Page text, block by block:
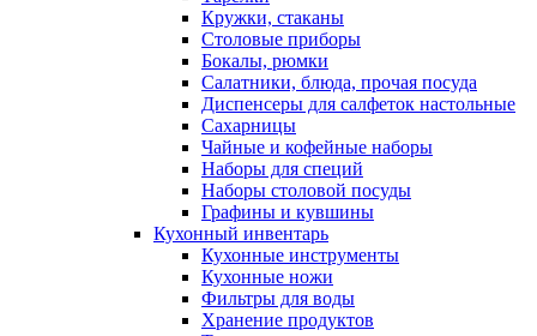
Кружки, стаканы
Столовые приборы
Бокалы, рюмки
Салатники, блюда, прочая посуда
Диспенсеры для салфеток настольные
Сахарницы
Чайные и кофейные наборы
Наборы для специй
Наборы столовой посуды
Графины и кувшины
Кухонный инвентарь
Кухонные инструменты
Кухонные ножи
Фильтры для воды
Хранение продуктов